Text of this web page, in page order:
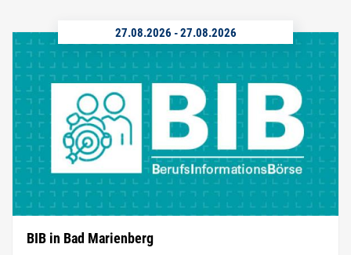
27.08.2026 -27.08.2026
BIB in Bad Marienberg